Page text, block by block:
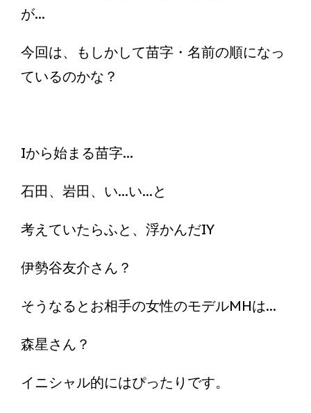
が...
今回は、もしかして苗字・名前の順になっ
ているのかな？
Iから始まる苗字...
石田、岩田、い...い...と
考えていたらふと、浮かんだIY
伊勢谷友介さん？
そうなるとお相手の女性のモデルMHは...
森星さん？
イニシャル的にはぴったりです。